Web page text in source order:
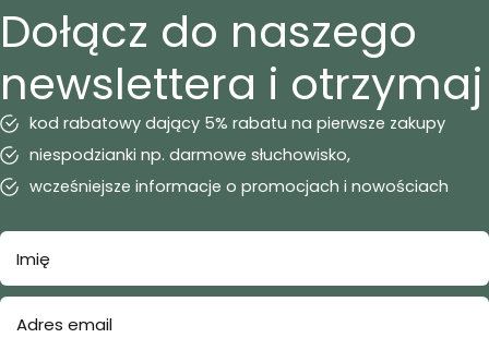
Dołącz do naszego
newslettera i otrzymaj
kod rabatowy dający 5% rabatu na pierwsze zakupy
niespodzianki np. darmowe słuchowisko,
wcześniejsze informacje o promocjach i nowościach